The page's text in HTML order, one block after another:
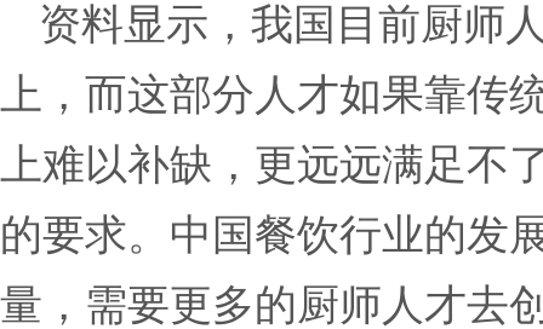
资料显示，我国目前厨师
上，而这部分人才如果靠传
上难以补缺，更远远满足不
的要求。中国餐饮行业的发
量，需要更多的厨师人才去